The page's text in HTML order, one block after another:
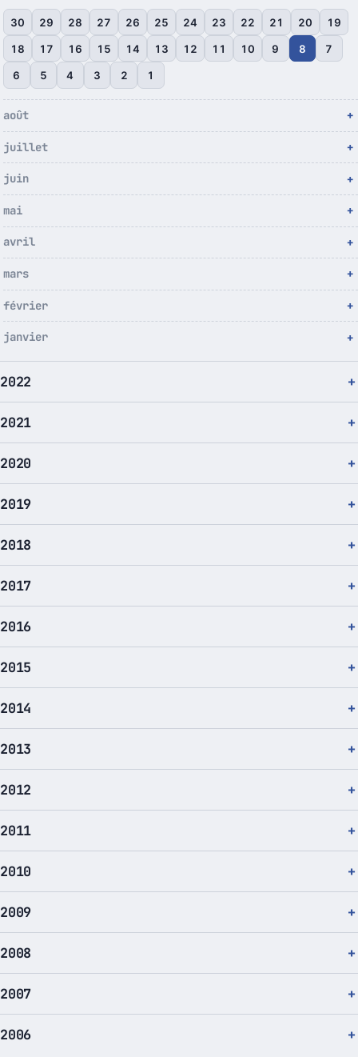
30 29 28 27 26 25 24 23 22 21 20 19
18 17 16 15 14 13 12 11 10 9 8 7
6 5 4 3 2 1
août
juillet
juin
mai
avril
mars
février
janvier
2022
2021
2020
2019
2018
2017
2016
2015
2014
2013
2012
2011
2010
2009
2008
2007
2006